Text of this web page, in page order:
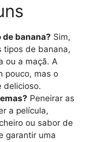
banana? Sim,
tipos de banana,
ou a maçã. A
pouco, mas o
delicioso.
Peneirar as
a película,
ou sabor de
garantir uma